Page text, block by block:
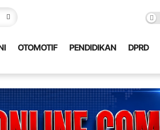
OTOMOTIF PENDIDIKAN DPRD